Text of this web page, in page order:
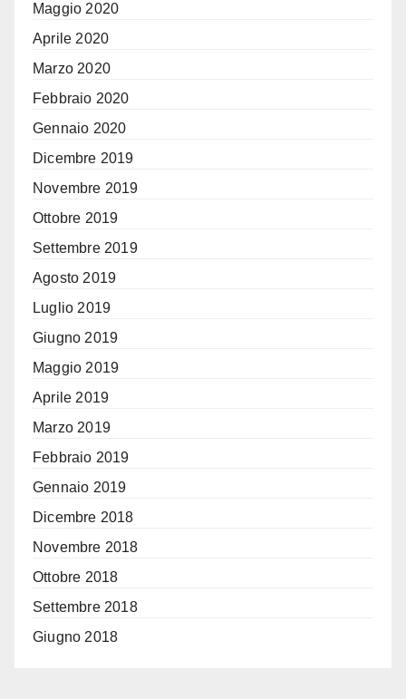
Maggio 2020
Aprile 2020
Marzo 2020
Febbraio 2020
Gennaio 2020
Dicembre 2019
Novembre 2019
Ottobre 2019
Settembre 2019
Agosto 2019
Luglio 2019
Giugno 2019
Maggio 2019
Aprile 2019
Marzo 2019
Febbraio 2019
Gennaio 2019
Dicembre 2018
Novembre 2018
Ottobre 2018
Settembre 2018
Giugno 2018